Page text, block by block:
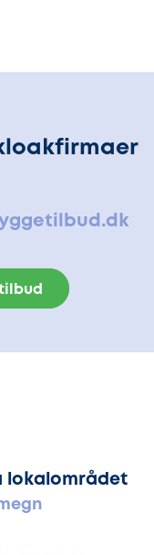
lokalområdet